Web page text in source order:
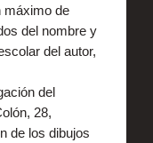
máximo de
del nombre y
del autor,
del
28,
de los dibujos